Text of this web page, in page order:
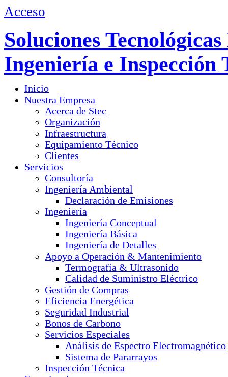
Acceso
Soluciones
Ingeniería e Inspección
Inicio
Nuestra Empresa
Acerca de Stec
Organización
Infraestructura
Equipamiento Técnico
Clientes
Servicios
Consultoría
Ingeniería Ambiental
Declaración de Emisiones
Ingeniería
Ingeniería Conceptual
Ingeniería Básica
Ingeniería de Detalles
Apoyo a Operación & Mantenimiento
Termografía & Ultrasonido
Calidad de Suministro Eléctrico
Gestión de Compras
Eficiencia Energética
Seguridad Industrial
Bonos de Carbono
Servicios Especiales
Análisis de Espectro Electromagnético
Sistema de Pararrayos
Inspección Técnica